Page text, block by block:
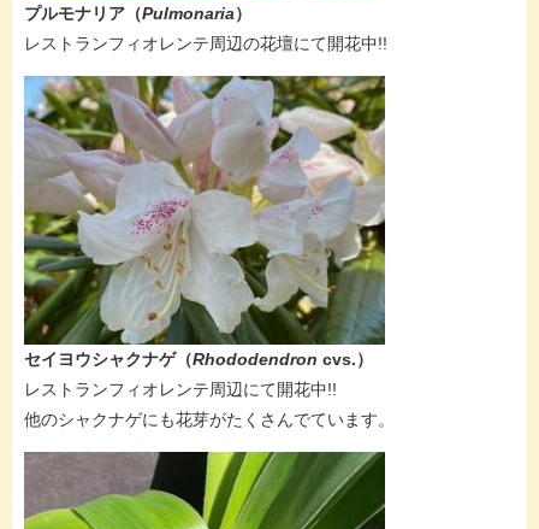
プルモナリア（Pulmonaria）
​​レストランフィオレンテ周辺の花壇にて開花中!!
セイヨウシャクナゲ（Rhododendron cvs.）
​​レストランフィオレンテ周辺にて開花中!!
​他のシャクナゲにも花芽がたくさんでています。